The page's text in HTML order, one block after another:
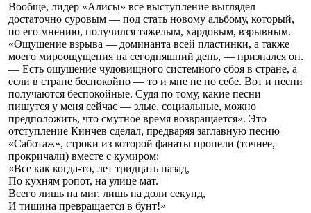
Вообще, лидер «Алисы» все выступление выглядел
достаточно суровым — под стать новому альбому, который,
по его мнению, получился тяжелым, хардовым, взрывным.
«Ощущение взрыва — доминанта всей пластинки, а также
моего мироощущения на сегодняшний день, — признался он.
— Есть ощущение чудовищного системного сбоя в стране, а
если в стране беспокойно — то и мне не по себе. Вот и песни
получаются беспокойные. Судя по тому, какие песни
пишутся у меня сейчас — злые, социальные, можно
предположить, что смутное время возвращается». Это
отступление Кинчев сделал, предваряя заглавную песню
«Саботаж», строки из которой фанаты пропели (точнее,
прокричали) вместе с кумиром:
«Все как когда-то, лет тридцать назад,
По кухням ропот, на улице мат.
Всего лишь на миг, лишь на доли секунд,
И тишина превращается в бунт!»